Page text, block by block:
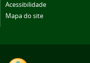
Acessibilidade
Mapa do site